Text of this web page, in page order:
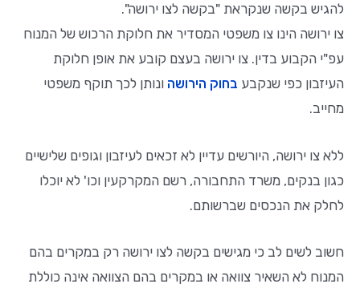
להגיש בקשה שנקראת "בקשה לצו ירושה".
צו ירושה הינו צו משפטי המסדיר את חלוקת הרכוש של המנוח
עפ"י הקבוע בדין. צו ירושה בעצם קובע את אופן חלוקת
העיזבון כפי שנקבע בחוק הירושה ונותן לכך תוקף משפטי
מחייב.
ללא צו ירושה, היורשים עדיין לא זכאים לעיזבון וגופים שלישיים
כגון בנקים, משרד התחבורה, רשם המקרקעין וכו' לא יוכלו
לחלק את הנכסים שברשותם.
חשוב לשים לב כי מגישים בקשה לצו ירושה רק במקרים בהם
המנוח לא השאיר צוואה או במקרים בהם הצוואה אינה כוללת